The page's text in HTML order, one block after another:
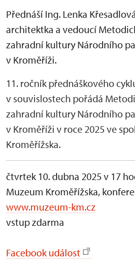
Přednáší Ing. Lenka
architektka a vedoucí
zahradní kultury Národního
v Kroměříži.
11. ročník přednáškového
v souvislostech pořádá
zahradní kultury Národního
v Kroměříži v roce 2025 ve
Kroměřížska.
čtvrtek 10. dubna 2025 v 17
Muzeum Kroměřížska,
www.muzeum-km.cz
vstup zdarma
Facebook událost